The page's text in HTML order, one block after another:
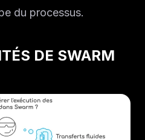
du processus.
DE SWARM